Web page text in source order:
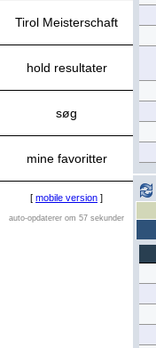
Tirol Meisterschaft
hold resultater
søg
mine favoritter
[ mobile version ]
auto-opdaterer om 57 sekunder